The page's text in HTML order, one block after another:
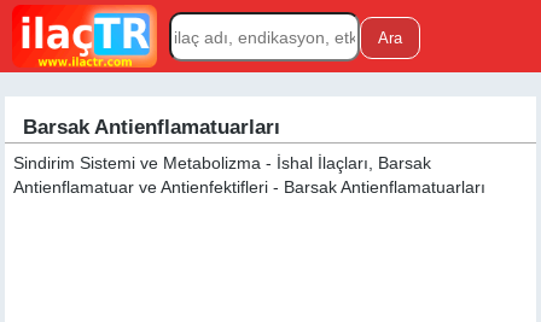
Barsak Antienflamatuarları
Sindirim Sistemi ve Metabolizma - İshal İlaçları, Barsak
Antienflamatuar ve Antienfektifleri - Barsak Antienflamatuarları